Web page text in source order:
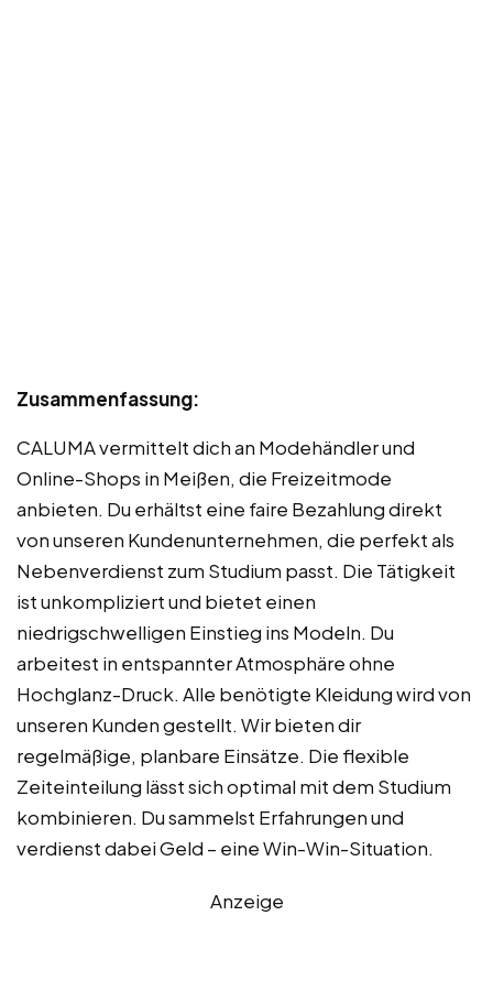
Zusammenfassung:
CALUMA vermittelt dich an Modehändler und
Online-Shops in Meißen, die Freizeitmode
anbieten. Du erhältst eine faire Bezahlung direkt
von unseren Kundenunternehmen, die perfekt als
Nebenverdienst zum Studium passt. Die Tätigkeit
ist unkompliziert und bietet einen
niedrigschwelligen Einstieg ins Modeln. Du
arbeitest in entspannter Atmosphäre ohne
Hochglanz-Druck. Alle benötigte Kleidung wird von
unseren Kunden gestellt. Wir bieten dir
regelmäßige, planbare Einsätze. Die flexible
Zeiteinteilung lässt sich optimal mit dem Studium
kombinieren. Du sammelst Erfahrungen und
verdienst dabei Geld – eine Win-Win-Situation.
Anzeige